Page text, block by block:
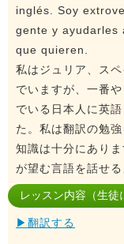
inglés. Soy
gente y ayudarles
que quieren.
私はジュリア、ス
でいますが、一番
でいる日本人に英
た。私は翻訳の勉
知識は十分にあり
が望む言語を話せ
レッスン内容（生徒
▶翻訳する